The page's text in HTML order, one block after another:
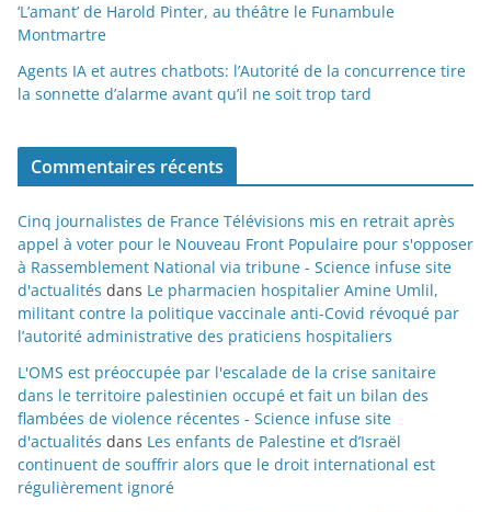
‘L’amant’ de Harold Pinter, au théâtre le Funambule
Montmartre
Agents IA et autres chatbots: l’Autorité de la concurrence tire
la sonnette d’alarme avant qu’il ne soit trop tard
Commentaires récents
Cinq journalistes de France Télévisions mis en retrait après
appel à voter pour le Nouveau Front Populaire pour s'opposer
à Rassemblement National via tribune - Science infuse site
d'actualités dans Le pharmacien hospitalier Amine Umlil,
militant contre la politique vaccinale anti-Covid révoqué par
l’autorité administrative des praticiens hospitaliers
L'OMS est préoccupée par l'escalade de la crise sanitaire
dans le territoire palestinien occupé et fait un bilan des
flambées de violence récentes - Science infuse site
d'actualités dans Les enfants de Palestine et d’Israël
continuent de souffrir alors que le droit international est
régulièrement ignoré